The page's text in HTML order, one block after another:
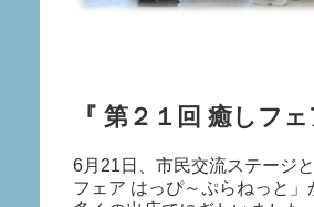
『 第２１回 癒しフ
6月21日、市民交流ステージ
フェア はっぴ～ぷらねっと